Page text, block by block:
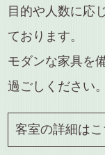
目的や人数に応
ております。
モダンな家具を
過ごしください。
客室の詳細はこ